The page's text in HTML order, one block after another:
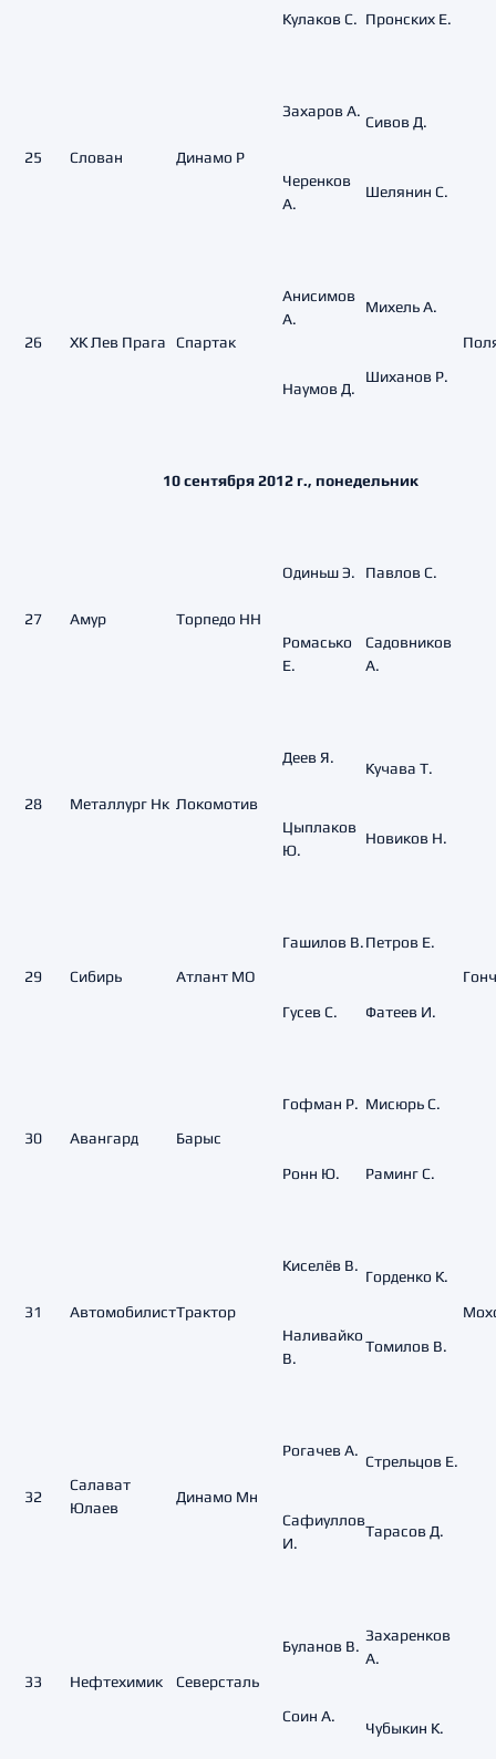
Кулаков С. Пронских Е.
25 Слован Динамо Р
Захаров А.
Черенков
А.
Сивов Д.
Шелянин С.
26 ХК Лев Прага Спартак
Анисимов
А.
Наумов Д.
Михель А.
Шиханов Р.
10 сентября 2012 г., понедельник
27 Амур Торпедо НН
Одиньш Э.
Ромасько
Е.
Павлов С.
Садовников
А.
28 Металлург Нк Локомотив
Деев Я.
Цыплаков
Ю.
Кучава Т.
Новиков Н.
29 Сибирь Атлант МО
Гашилов В.
Гусев С.
Петров Е.
Фатеев И.
30 Авангард Барыс
Гофман Р.
Ронн Ю.
Мисюрь С.
Раминг С.
31 АвтомобилистТрактор
Киселёв В.
Наливайко
В.
Горденко К.
Томилов В.
32
Салават
Юлаев
Динамо Мн
Рогачев А.
Сафиуллов
И.
Стрельцов Е.
Тарасов Д.
33 Нефтехимик Северсталь
Буланов В.
Соин А.
Захаренков
А.
Чубыкин К.